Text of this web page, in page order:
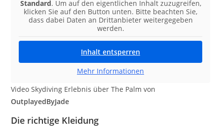
Standard. Um auf den eigentlichen Inhalt zuzugreifen,
klicken Sie auf den Button unten. Bitte beachten Sie,
dass dabei Daten an Drittanbieter weitergegeben
werden.
Inhalt entsperren
Mehr Informationen
Video Skydiving Erlebnis über The Palm von
OutplayedByJade
Die richtige Kleidung